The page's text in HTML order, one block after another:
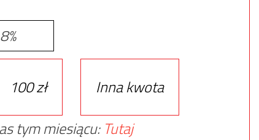
8%
100 zł
Inna kwota
tym miesiącu: Tutaj